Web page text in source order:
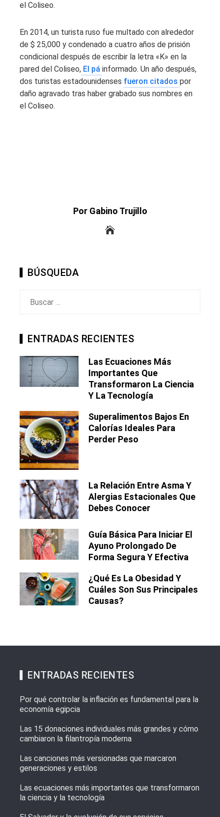
el Coliseo.
En 2014, un turista ruso fue multado con alrededor
de $ 25,000 y condenado a cuatro años de prisión
condicional después de escribir la letra «K» en la
pared del Coliseo, El pá informado. Un año después,
dos turistas estadounidenses fueron citados por
daño agravado tras haber grabado sus nombres en
el Coliseo.
Por Gabino Trujillo
BÚSQUEDA
ENTRADAS RECIENTES
Las Ecuaciones Más
Importantes Que
Transformaron La Ciencia
Y La Tecnología
Superalimentos Bajos En
Calorías Ideales Para
Perder Peso
La Relación Entre Asma Y
Alergias Estacionales Que
Debes Conocer
Guía Básica Para Iniciar El
Ayuno Prolongado De
Forma Segura Y Efectiva
¿Qué Es La Obesidad Y
Cuáles Son Sus Principales
Causas?
ENTRADAS RECIENTES
Por qué controlar la inflación es fundamental para la
economía egipcia
Las 15 donaciones individuales más grandes y cómo
cambiaron la filantropía moderna
Las canciones más versionadas que marcaron
generaciones y estilos
Las ecuaciones más importantes que transformaron
la ciencia y la tecnología